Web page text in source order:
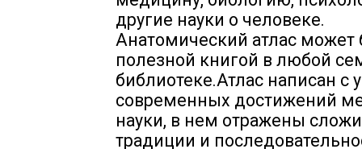
другие науки о человеке.
Анатомический атлас может
полезной книгой в любой
библиотеке.Атлас написан с
современных достижений
науки, в нем отражены
традиции и